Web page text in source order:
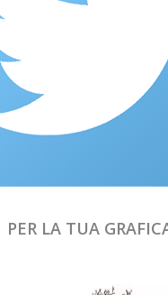
PER LA TUA